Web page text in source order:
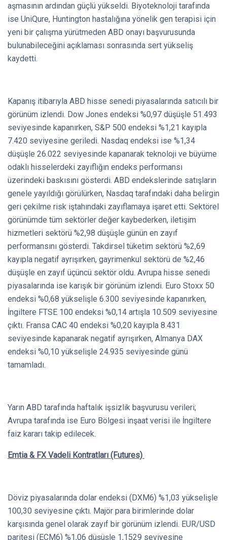
aşmasının ardından güçlü yükseldi. Biyoteknoloji tarafında
ise UniQure, Huntington hastalığına yönelik gen terapisi için
yeni bir çalışma yürütmeden ABD onayı başvurusunda
bulunabileceğini açıklaması sonrasında sert yükseliş
kaydetti.
Kapanış itibarıyla ABD hisse senedi piyasalarında satıcılı bir
görünüm izlendi. Dow Jones endeksi %0,97 düşüşle 51.493
seviyesinde kapanırken, S&P 500 endeksi %1,21 kayıpla
7.420 seviyesine geriledi. Nasdaq endeksi ise %1,34
düşüşle 26.022 seviyesinde kapanarak teknoloji ve büyüme
odaklı hisselerdeki zayıflığın endeks performansı
üzerindeki baskısını gösterdi. ABD endekslerinde satışların
genele yayıldığı görülürken, Nasdaq tarafındaki daha belirgin
geri çekilme risk iştahındaki zayıflamaya işaret etti. Sektörel
görünümde tüm sektörler değer kaybederken, iletişim
hizmetleri sektörü %2,98 düşüşle günün en zayıf
performansını gösterdi. Takdirsel tüketim sektörü %2,69
kayıpla negatif ayrışırken, gayrimenkul sektörü de %2,46
düşüşle en zayıf üçüncü sektör oldu. Avrupa hisse senedi
piyasalarında ise karışık bir görünüm izlendi. Euro Stoxx 50
endeksi %0,68 yükselişle 6.300 seviyesinde kapanırken,
İngiltere FTSE 100 endeksi %0,14 artışla 10.509 seviyesine
çıktı. Fransa CAC 40 endeksi %0,20 kayıpla 8.431
seviyesinde kapanarak negatif ayrışırken, Almanya DAX
endeksi %0,10 yükselişle 24.935 seviyesinde günü
tamamladı.
Yarın ABD tarafında haftalık işsizlik başvurusu verileri;
Avrupa tarafında ise Euro Bölgesi inşaat verisi ile İngiltere
faiz kararı takip edilecek.
Emtia & FX Vadeli Kontratları (Futures)
Döviz piyasalarında dolar endeksi (DXM6) %1,03 yükselişle
100,30 seviyesine çıktı. Majör para birimlerinde dolar
karşısında genel olarak zayıf bir görünüm izlendi. EUR/USD
paritesi (ECM6) %1,06 düşüşle 1,1529 seviyesine